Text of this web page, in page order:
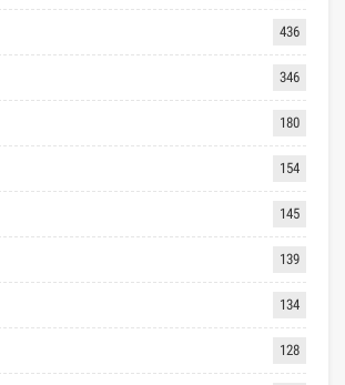
436
346
180
154
145
139
134
128